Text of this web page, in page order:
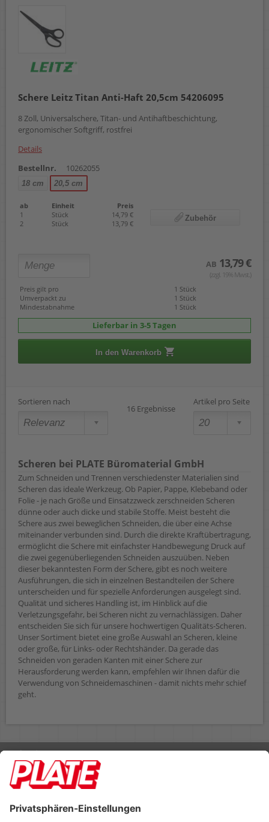
Schere Leitz Titan Anti-Haft 20,5cm 54206095
8 Zoll, Universalschere, Titan- und Antihaftbeschichtung,
ergonomischer Softgriff, rostfrei
Details
Bestellnr.
10262055
18 cm 20,5 cm
ab Einheit
Preis
1
Stück
14,79 €
2
Stück 13,79 €
Zubehör
AB 13,79 €
(zzgl. 19% Mwst.)
Preis gilt pro
1 Stück
Umverpackt zu
1 Stück
Mindestabnahme
1 Stück
Lieferbar in 3-5 Tagen
In den Warenkorb
Sortieren nach
16 Ergebnisse
Artikel pro Seite
Scheren bei PLATE Büromaterial GmbH
Zum Schneiden und Trennen verschiedenster Materialien sind
Scheren das ideale Werkzeug. Ob Papier, Pappe, Klebeband oder
Folie - je nach Größe und Einsatzzweck zerschneiden Scheren
dünne oder auch dicke und stabile Stoffe. Meist besteht die
Schere aus zwei beweglichen Schneiden, die über eine Achse
miteinander verbunden sind. Durch die direkte Kraftübertragung,
ermöglicht die Schere mit einfachster Handbewegung Druck auf
die zwei gegenüberliegenden Schneiden auszuüben. Neben
dieser bekanntesten Form der Schere, gibt es noch weitere
Ausführungen, die sich in einzelnen Bestandteilen der Schere
unterscheiden und für spezielle Anforderungen ausgelegt sind.
Qualität und sicheres Handling ist, im Hinblick auf die
Verletzungsgefahr, bei Scheren nicht zu vernachlässigen. Daher
entscheiden Sie sich für unsere hochwertigen Qualitäts-Scheren.
Unser Sortiment bietet eine große Auswahl an Scheren, kleine
oder große, für Links- oder Rechtshänder. Da gerade das
Schneiden von geraden Kanten mit einer Schere zur
Herausforderung werden kann, empfehlen wir Ihnen dafür die
Verwendung von Schneidemaschinen - damit nichts mehr schief
geht.
Rufen Sie uns an 04298 401-0
Lieferbedingungen Impressum
Footer anzeigen